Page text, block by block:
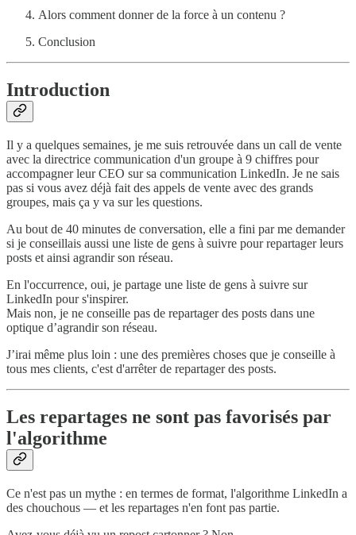
Alors comment donner de la force à un contenu ?
Conclusion
Introduction
Il y a quelques semaines, je me suis retrouvée dans un call de vente
avec la directrice communication d'un groupe à 9 chiffres pour
accompagner leur CEO sur sa communication LinkedIn. Je ne sais
pas si vous avez déjà fait des appels de vente avec des grands
groupes, mais ça y va sur les questions.
Au bout de 40 minutes de conversation, elle a fini par me demander
si je conseillais aussi une liste de gens à suivre pour repartager leurs
posts et ainsi agrandir son réseau.
En l'occurrence, oui, je partage une liste de gens à suivre sur
LinkedIn pour s'inspirer.
Mais non, je ne conseille pas de repartager des posts dans une
optique d’agrandir son réseau.
J’irai même plus loin : une des premières choses que je conseille à
tous mes clients, c'est d'arrêter de repartager des posts.
Les repartages ne sont pas favorisés par
l'algorithme
Ce n'est pas un mythe : en termes de format, l'algorithme LinkedIn a
des chouchous — et les repartages n'en font pas partie.